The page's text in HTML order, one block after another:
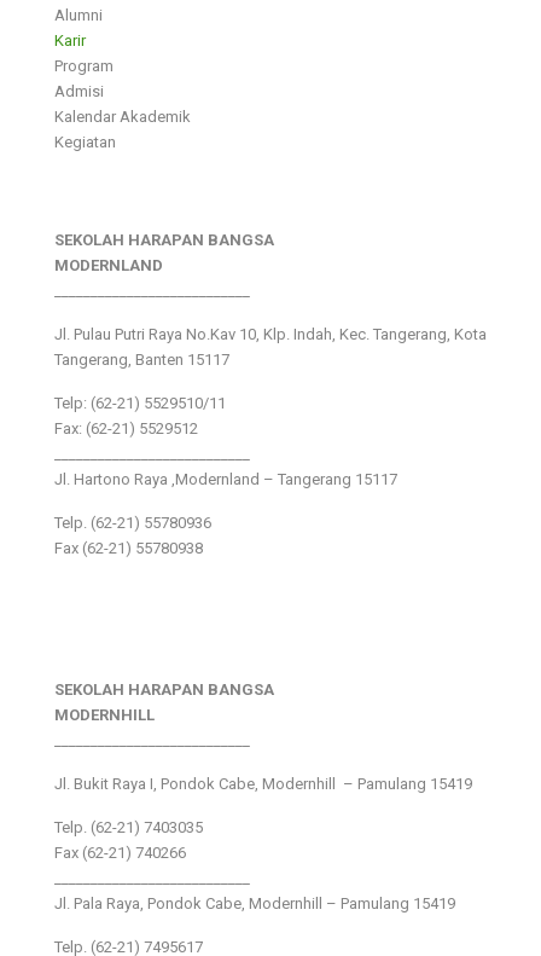
Alumni
Karir
Program
Admisi
Kalendar Akademik
Kegiatan
SEKOLAH HARAPAN BANGSA
MODERNLAND
Jl. Pulau Putri Raya No.Kav 10, Klp. Indah, Kec. Tangerang, Kota
Tangerang, Banten 15117
Telp: (62-21) 5529510/11
Fax: (62-21) 5529512
Jl. Hartono Raya ,Modernland – Tangerang 15117
Telp. (62-21) 55780936
Fax (62-21) 55780938
SEKOLAH HARAPAN BANGSA
MODERNHILL
Jl. Bukit Raya I, Pondok Cabe, Modernhill – Pamulang 15419
Telp. (62-21) 7403035
Fax (62-21) 740266
Jl. Pala Raya, Pondok Cabe, Modernhill – Pamulang 15419
Telp. (62-21) 7495617